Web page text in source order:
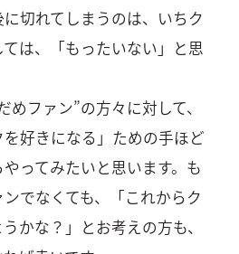
切れてしまうのは、いちク
は、「もったいない」と思
めファン”の方々に対して、
を好きになる」ための手ほど
ってみたいと思います。も
でなくても、「これからク
かな？」とお考えの方も、